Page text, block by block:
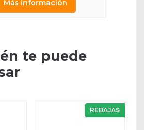
Más información
te puede
REBAJAS